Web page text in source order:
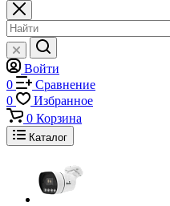
Войти
0
Сравнение
0
Избранное
0 Корзина
Каталог